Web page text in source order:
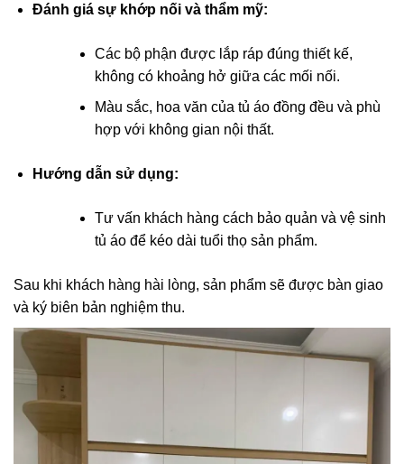
Đánh giá sự khớp nối và thẩm mỹ:
Các bộ phận được lắp ráp đúng thiết kế,
không có khoảng hở giữa các mối nối.
Màu sắc, hoa văn của tủ áo đồng đều và phù
hợp với không gian nội thất.
Hướng dẫn sử dụng:
Tư vấn khách hàng cách bảo quản và vệ sinh
tủ áo để kéo dài tuổi thọ sản phẩm.
Sau khi khách hàng hài lòng, sản phẩm sẽ được bàn giao
và ký biên bản nghiệm thu.